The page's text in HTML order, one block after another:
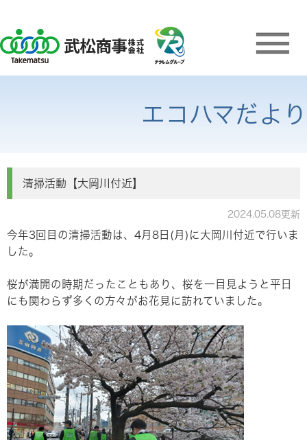
エコハマだより
清掃活動【大岡川付近】
2024.05.08更新
今年3回目の清掃活動は、4月8日(月)に大岡川付近で行いま
した。
桜が満開の時期だったこともあり、桜を一目見ようと平日
にも関わらず多くの方々がお花見に訪れていました。